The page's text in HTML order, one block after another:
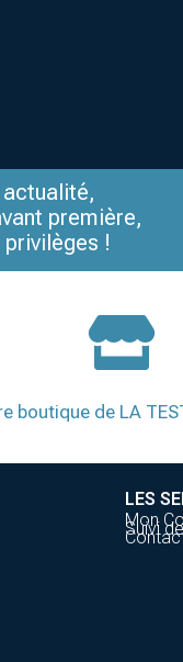
première,
!
boutique de LA
LES
Mon
Suivi